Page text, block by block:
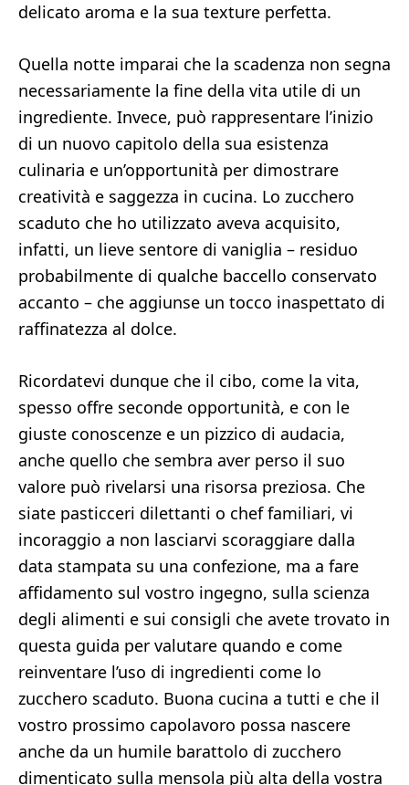
delicato aroma e la sua texture perfetta.
Quella notte imparai che la scadenza non segna
necessariamente la fine della vita utile di un
ingrediente. Invece, può rappresentare l’inizio
di un nuovo capitolo della sua esistenza
culinaria e un’opportunità per dimostrare
creatività e saggezza in cucina. Lo zucchero
scaduto che ho utilizzato aveva acquisito,
infatti, un lieve sentore di vaniglia – residuo
probabilmente di qualche baccello conservato
accanto – che aggiunse un tocco inaspettato di
raffinatezza al dolce.
Ricordatevi dunque che il cibo, come la vita,
spesso offre seconde opportunità, e con le
giuste conoscenze e un pizzico di audacia,
anche quello che sembra aver perso il suo
valore può rivelarsi una risorsa preziosa. Che
siate pasticceri dilettanti o chef familiari, vi
incoraggio a non lasciarvi scoraggiare dalla
data stampata su una confezione, ma a fare
affidamento sul vostro ingegno, sulla scienza
degli alimenti e sui consigli che avete trovato in
questa guida per valutare quando e come
reinventare l’uso di ingredienti come lo
zucchero scaduto. Buona cucina a tutti e che il
vostro prossimo capolavoro possa nascere
anche da un humile barattolo di zucchero
dimenticato sulla mensola più alta della vostra